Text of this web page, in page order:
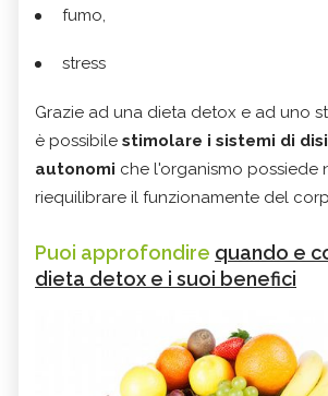
fumo,
stress
Grazie ad una dieta detox e ad uno
è possibile stimolare i sistemi di
autonomi che l'organismo possiede
riequilibrare il funzionamente del
Puoi approfondire quando e
dieta detox e i suoi benefici